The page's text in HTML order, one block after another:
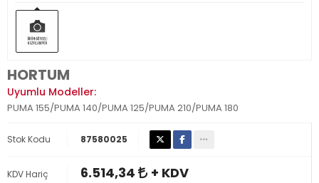
HORTUM
Uyumlu Modeller:
PUMA 155/PUMA 140/PUMA 125/PUMA 210/PUMA 180
Stok Kodu 87580025
KDV Hariç 6.514,34 + KDV